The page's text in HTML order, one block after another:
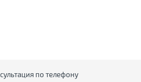
по телефону